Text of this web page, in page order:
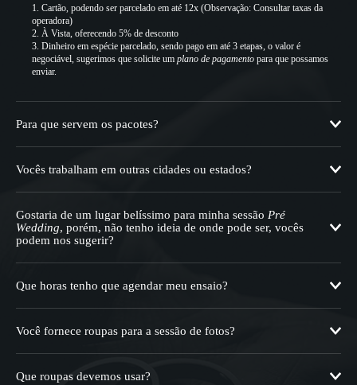
Cartão, podendo ser parcelado em até 12x (Observação: Consultar taxas da
operadora)
À Vista, oferecendo 5% de desconto
Dinheiro em espécie parcelado, sendo pago em até 3 etapas, o valor é
negociável, sugerimos que solicite um plano de pagamento para que possamos
enviar.
Para que servem os pacotes?
Vocês trabalham em outras cidades ou estados?
Gostaria de um lugar belíssimo para minha sessão Pré
Wedding, porém, não tenho ideia de onde pode ser, vocês
podem nos sugerir?
Que horas tenho que agendar meu ensaio?
Você fornece roupas para a sessão de fotos?
Que roupas devemos usar?